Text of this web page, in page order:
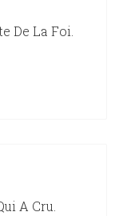
De La Foi.
A Cru.